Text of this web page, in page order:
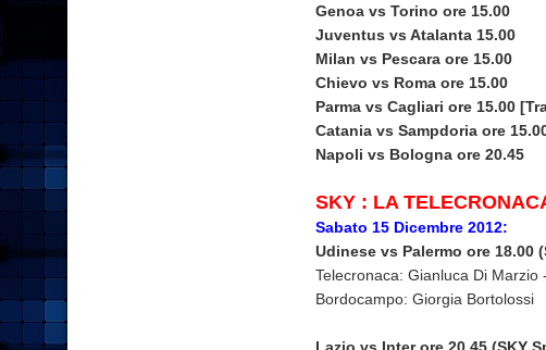
Genoa vs Torino ore 15.00
Juventus vs Atalanta 15.00
Milan vs Pescara ore 15.00
Chievo vs Roma ore 15.00
Parma vs Cagliari ore 15.00
Catania vs Sampdoria ore
Napoli vs Bologna ore 20.45
SKY : LA
Sabato 15 Dicembre 2012:
Udinese vs Palermo ore 18.00
Telecronaca: Gianluca Di
Bordocampo: Giorgia Bortolossi